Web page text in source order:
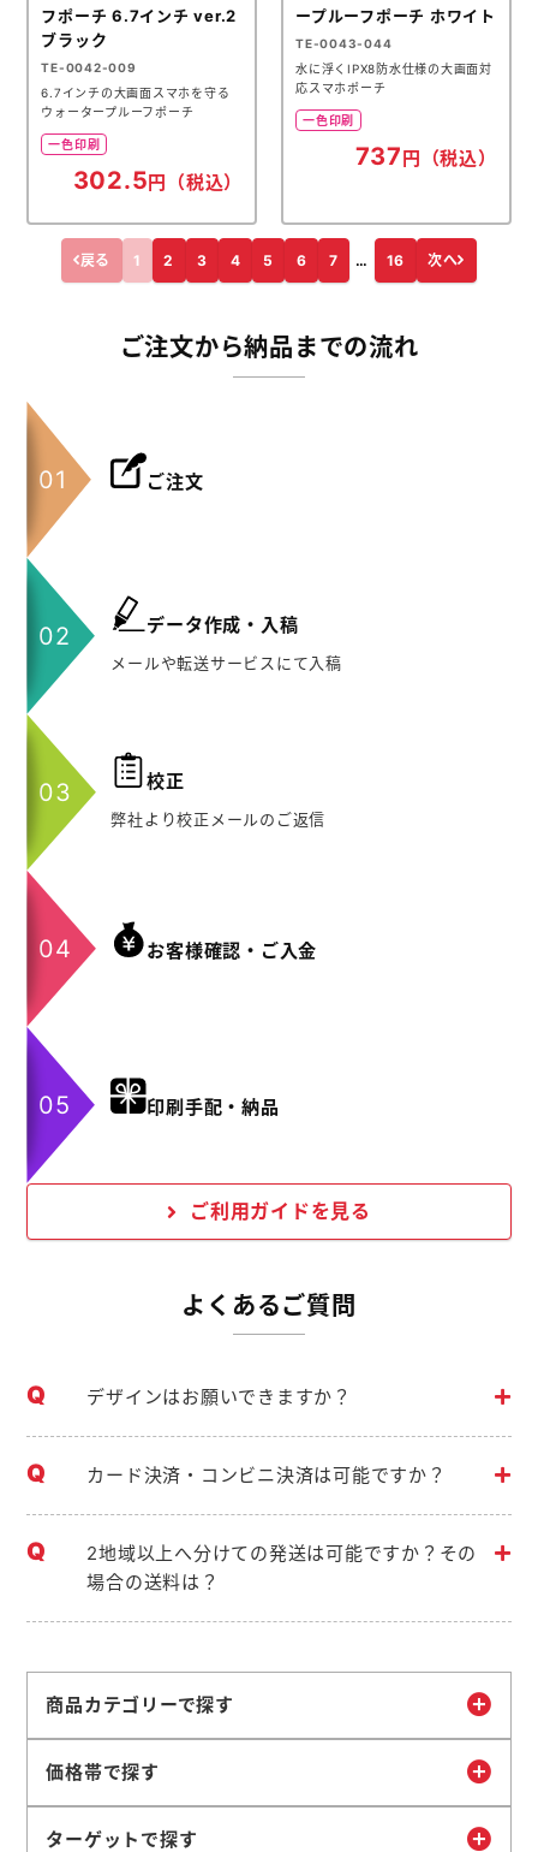
フポーチ 6.7インチ ver.2
ブラック
TE-0042-009
6.7インチの大画面スマホを守る
ウォータープルーフポーチ
一色印刷
302.5円（税込）
ープルーフポーチ ホワイト
TE-0043-044
水に浮くIPX8防水仕様の大画面対
応スマホポーチ
一色印刷
737円（税込）
戻る 1 2 3 4 5 6 7 … 16 次へ
ご注文から納品までの流れ
ご注文
データ作成・入稿
メールや転送サービスにて入稿
校正
弊社より校正メールのご返信
お客様確認・ご入金
印刷手配・納品
ご利用ガイドを見る
よくあるご質問
デザインはお願いできますか？
カード決済・コンビニ決済は可能ですか？
2地域以上へ分けての発送は可能ですか？その
場合の送料は？
商品カテゴリーで探す
価格帯で探す
ターゲットで探す